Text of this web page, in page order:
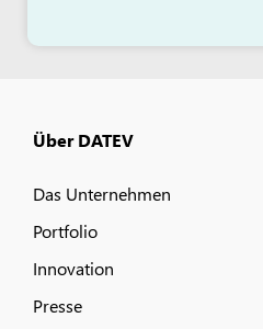
Über DATEV
Das Unternehmen
Portfolio
Innovation
Presse